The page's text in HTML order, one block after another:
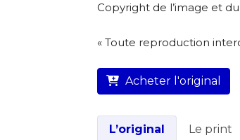
Copyright de l’image et
« Toute reproduction
Acheter l'original
L’original Le print